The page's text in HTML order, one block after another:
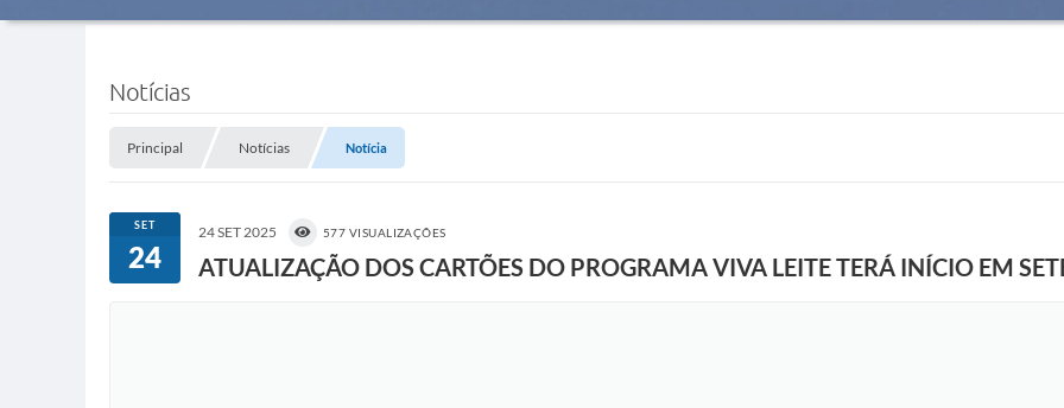
Notícias
Principal Notícias Notícia
SET
24
24 SET 2025 577 VISUALIZAÇÕES
ATUALIZAÇÃO DOS CARTÕES DO PROGRAMA VIVA LEITE TERÁ INÍCIO EM